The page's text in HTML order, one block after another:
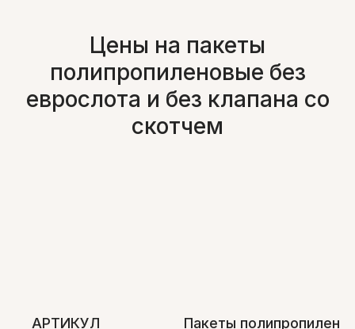
Цены на пакеты
полипропиленовые без
еврослота и без клапана со
скотчем
АРТИКУЛ Пакеты